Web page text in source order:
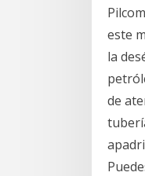
este
la
de